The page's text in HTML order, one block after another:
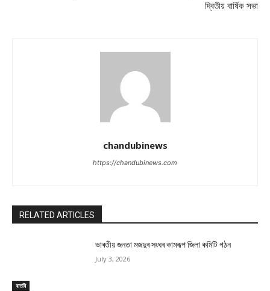
দ্বিতীয় বাৰ্ষিক সভা
chandubinews
https://chandubinews.com
RELATED ARTICLES
বাতৰি
ভাৰতীয় জনতা মজদুৰ সংঘৰ কামৰূপ জিলা কমিটি গঠন
July 3, 2026